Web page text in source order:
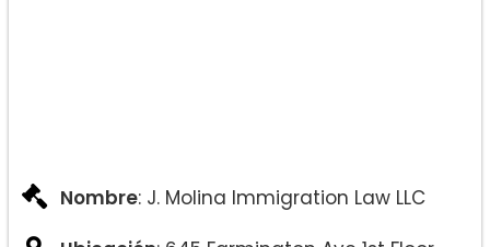
Nombre: J. Molina Immigration Law LLC